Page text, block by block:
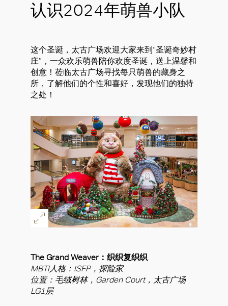
认识2024年萌兽小队
这个圣诞，太古广场欢迎大家来到“圣诞奇妙村
庄”，一众欢乐萌兽陪你欢度圣诞，送上温馨和
创意！莅临太古广场寻找每只萌兽的藏身之
所，了解他们的个性和喜好，发现他们的独特
之处！
The Grand Weaver：织织复织织
MBTI人格：ISFP，探险家
位置：毛绒树林，Garden Court，太古广场
LG1层